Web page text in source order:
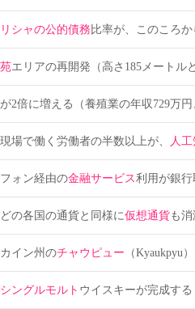
シャの公的債務 比率が、このころ
エリアの再開発（高さ185メートル
が2倍に増える（養殖業の年収729万円
場で働く労働者の半数以上が、 人
ォン経由の金融サービス利用が銀行
の各国の通貨と同様に仮想通貨も
イン州のチャウピュー （Kyaukpyu
シングルモルト ウイスキーが完成する